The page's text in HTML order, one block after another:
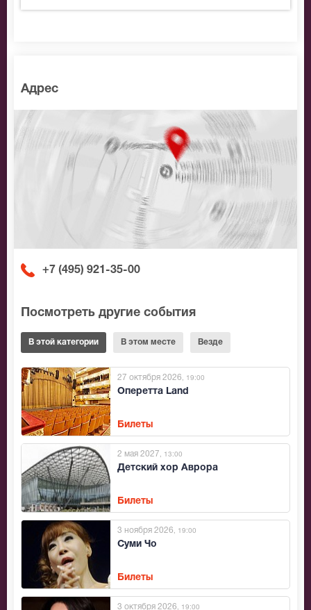
Адрес
+7 (495) 921-35-00
Посмотреть другие события
В этой категории В этом месте Везде
Оперетта Land
27 октября 2026 , 19:00
Билеты
Детский хор Аврора
2 мая 2027 , 13:00
Билеты
Суми Чо
3 ноября 2026 , 19:00
Билеты
3 октября 2026 , 19:00